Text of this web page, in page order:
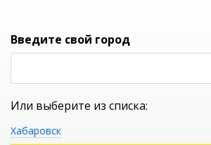
УНИВЕРСАЛЬНЫЙ ИНТЕРНЕТ МАГАЗИН
Введите свой город
Или выберите из списка:
Хабаровск